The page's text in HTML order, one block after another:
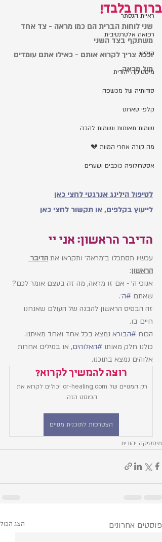
ראיית הנסתר
רפואה אלטרנטיבית
הילינג
מיסטיקה יהודית
סודותיה של מכשפה
קלפי טארוט
נשמות תאומות ונשמות להבה
מה קורה אחרי המוות 💔
אסטרולוגיה כוכבים ושערים
ברוח בלבד!
שני לוחות הברית הם כמו מראה - צד אחד
משתקף בצד השני
וככה צריך לקרוא אותם - כאילו אתם עומדים
מול מראה.
לטיפול הילינג אנרגטי לחצי כאן
לייעוץ בקלפים, או תקשור לחצי כאן
הדיבר הראשון: אני יי
עכשיו תסתכלו ב״מראה״ ותקראו את הדיבר
הראשון:
אנוכי ה׳ - אם זו מראה, מה זה בעצם אומר לכם?
שאתם #ה׳.
זה הבסיס הראשון להבנה של העולם שאנחנו
חיים בו.
הכוח #הבורא נמצא בכל אחד ואחד מאיתנו.
כולנו חלק מאותו #האלוהים, או במילים אחרות
אלוהים נמצא בתוכנו.
רוצה להמשיך לקרוא?
רק המנויים של or-healing.com יכולים לקרוא את
הפוסט הזה.
הצטרפות לתוכנית מנויים
מיסטיקה יהודית
פוסטים אחרונים הצג הכול